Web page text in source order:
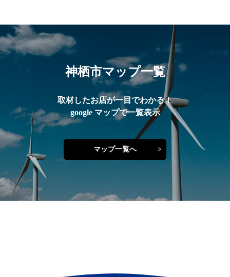
神栖市マップ一覧
取材したお店が一目でわかる！
google マップで一覧表示
マップ一覧へ